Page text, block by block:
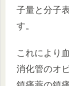
子量と分子
す。
これにより
消化管のオ